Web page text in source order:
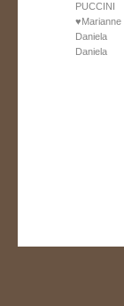
PUCCINI
♥Marianne
Daniela
Daniela